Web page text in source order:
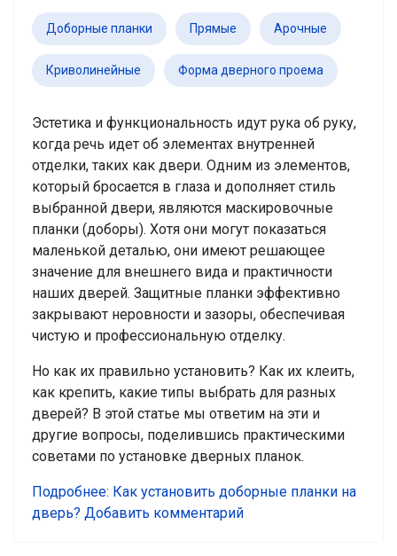
Доборные планки Прямые Арочные
Криволинейные Форма дверного проема
Эстетика и функциональность идут рука об руку,
когда речь идет об элементах внутренней
отделки, таких как двери. Одним из элементов,
который бросается в глаза и дополняет стиль
выбранной двери, являются маскировочные
планки (доборы). Хотя они могут показаться
маленькой деталью, они имеют решающее
значение для внешнего вида и практичности
наших дверей. Защитные планки эффективно
закрывают неровности и зазоры, обеспечивая
чистую и профессиональную отделку.
Но как их правильно установить? Как их клеить,
как крепить, какие типы выбрать для разных
дверей? В этой статье мы ответим на эти и
другие вопросы, поделившись практическими
советами по установке дверных планок.
Подробнее: Как установить доборные планки на
дверь? Добавить комментарий